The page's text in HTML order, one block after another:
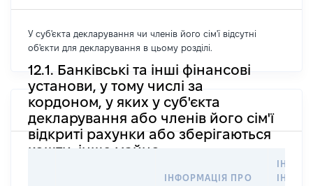
У суб'єкта декларування чи членів його сім'ї відсутні
об'єкти для декларування в цьому розділі.
12.1. Банківські та інші фінансові
установи, у тому числі за
кордоном, у яких у суб'єкта
декларування або членів його сім'ї
відкриті рахунки або зберігаються
кошти, інше майно
ІНФОРМАЦІЯ ПРО
ІНШУ